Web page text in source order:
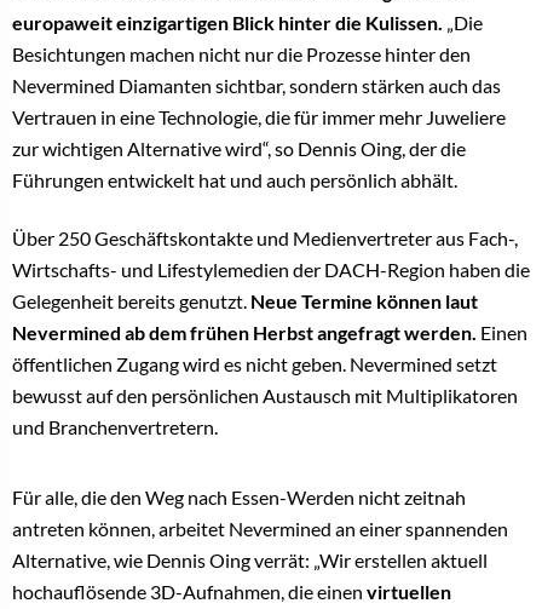
europaweit einzigartigen Blick hinter die Kulissen. „Die
Besichtungen machen nicht nur die Prozesse hinter den
Nevermined Diamanten sichtbar, sondern stärken auch das
Vertrauen in eine Technologie, die für immer mehr Juweliere
zur wichtigen Alternative wird“, so Dennis Oing, der die
Führungen entwickelt hat und auch persönlich abhält.
Über 250 Geschäftskontakte und Medienvertreter aus Fach-,
Wirtschafts- und Lifestylemedien der DACH-Region haben die
Gelegenheit bereits genutzt. Neue Termine können laut
Nevermined ab dem frühen Herbst angefragt werden. Einen
öffentlichen Zugang wird es nicht geben. Nevermined setzt
bewusst auf den persönlichen Austausch mit Multiplikatoren
und Branchenvertretern.
Für alle, die den Weg nach Essen-Werden nicht zeitnah
antreten können, arbeitet Nevermined an einer spannenden
Alternative, wie Dennis Oing verrät: „Wir erstellen aktuell
hochauflösende 3D-Aufnahmen, die einen virtuellen